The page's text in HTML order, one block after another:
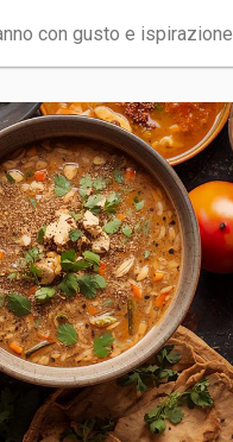
con gusto e ispirazione